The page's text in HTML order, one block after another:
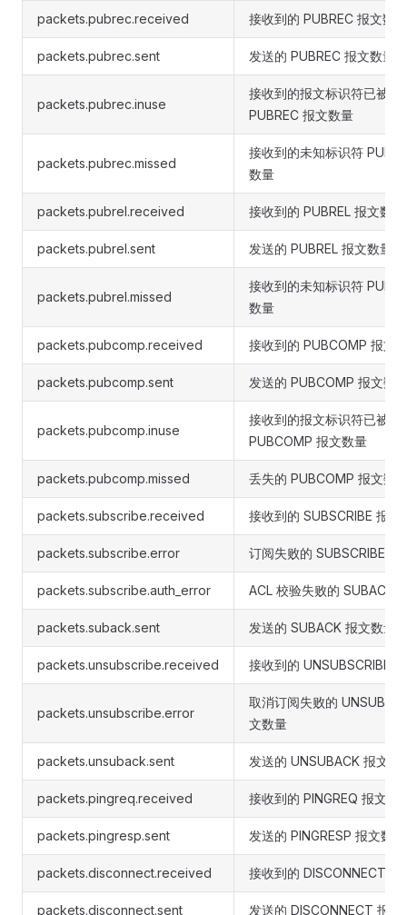
packets.pubrec.received 接收到的 PUBREC 报文数量
packets.pubrec.sent 发送的 PUBREC 报文数量
packets.pubrec.inuse
接收到的报文标识符已被占
PUBREC 报文数量
packets.pubrec.missed
接收到的未知标识符
数量
packets.pubrel.received 接收到的 PUBREL 报文数量
packets.pubrel.sent 发送的 PUBREL 报文数量
packets.pubrel.missed
接收到的未知标识符
数量
packets.pubcomp.received 接收到的 PUBCOMP 报文
packets.pubcomp.sent 发送的 PUBCOMP 报文数
packets.pubcomp.inuse
接收到的报文标识符已被占
PUBCOMP 报文数量
packets.pubcomp.missed 丢失的 PUBCOMP 报文数
packets.subscribe.received 接收到的 SUBSCRIBE 报文
packets.subscribe.error 订阅失败的 SUBSCRIBE 报
packets.subscribe.auth_error ACL 校验失败的 SUBACK
packets.suback.sent 发送的 SUBACK 报文数量
packets.unsubscribe.received 接收到的 UNSUBSCRIBE
packets.unsubscribe.error
取消订阅失败的
文数量
packets.unsuback.sent 发送的 UNSUBACK 报文数
packets.pingreq.received 接收到的 PINGREQ 报文数
packets.pingresp.sent 发送的 PINGRESP 报文数量
packets.disconnect.received 接收到的 DISCONNECT 报
packets.disconnect.sent 发送的 DISCONNECT 报文